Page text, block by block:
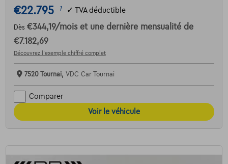
€22.795 1 ✓ TVA déductible
Dès €344,19/mois et une dernière mensualité de
€7.182,69
Découvrez l’exemple chiffré complet
7520 Tournai, VDC Car Tournai
Comparer
Voir le véhicule